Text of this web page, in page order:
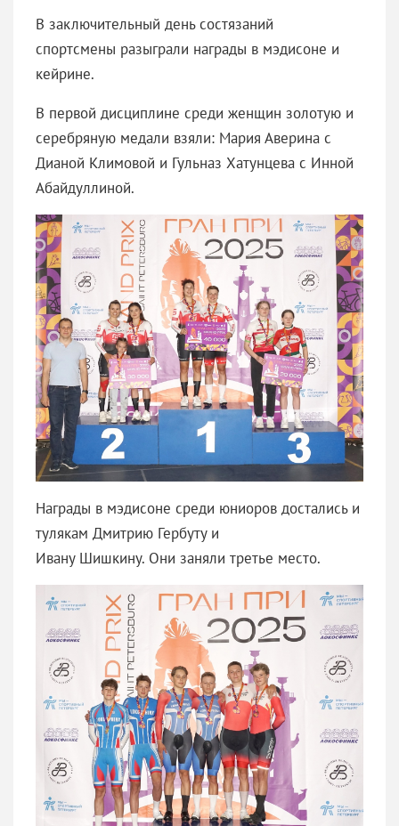
В заключительный день состязаний
спортсмены разыграли награды в мэдисоне и
кейрине.
В первой дисциплине среди женщин золотую и
серебряную медали взяли: Мария Аверина с
Дианой Климовой и Гульназ Хатунцева с Инной
Абайдуллиной.
Награды в мэдисоне среди юниоров достались и
тулякам Дмитрию Гербуту и
Ивану Шишкину. Они заняли третье место.